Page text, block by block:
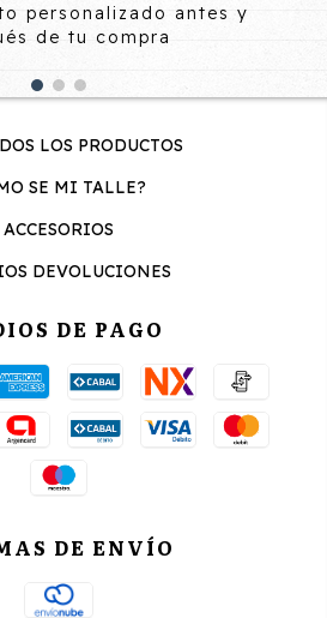
personalizado antes y
de tu compra
LOS PRODUCTOS
SE MI TALLE?
ACCESORIOS
DEVOLUCIONES
DE PAGO
DE ENVÍO